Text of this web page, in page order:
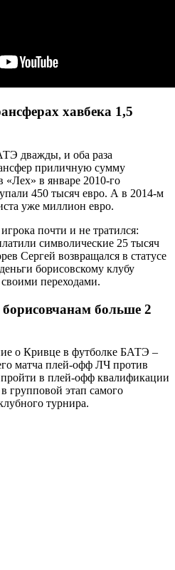
хавбека 1,5
дважды, и оба раза
приличную сумму
«Лех» в январе 2010-го
450 тысяч евро. А в 2014-м
уже миллион евро.
почти и не тратился:
символические 25 тысяч
Сергей возвращался в статусе
борисовскому клубу
переходами.
больше 2
о Кривце в футболке БАТЭ –
матча плей-офф ЛЧ против
в плей-офф квалификации
групповой этап самого
турнира.